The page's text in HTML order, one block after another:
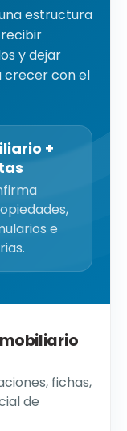
estructura
y dejar
crecer con el
+
e
fichas,
de